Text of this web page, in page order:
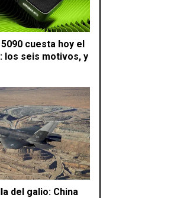
cuesta hoy el
los seis motivos, y
del galio: China